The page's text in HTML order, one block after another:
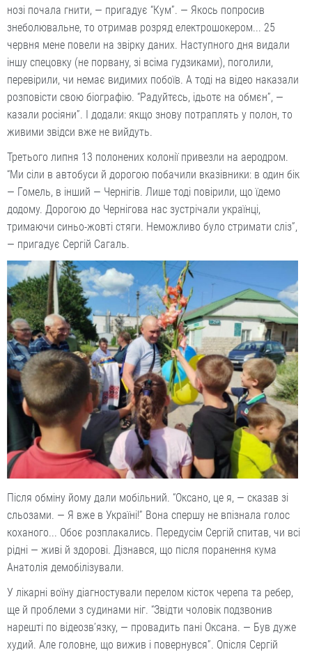
нозі почала гнити, — пригадує “Кум”. — Якось попросив
знеболювальне, то отримав розряд електрошокером... 25
червня мене повели на звірку даних. Наступного дня видали
іншу спецовку (не порвану, зі всіма гудзиками), поголили,
перевірили, чи немає видимих побоїв. А тоді на відео наказали
розповісти свою біографію. “Радуйтєсь, ідьотє на обмєн”, —
казали росіяни”. І додали: якщо знову потраплять у полон, то
живими звідси вже не вийдуть.
Третього липня 13 полонених колонії привезли на аеродром.
“Ми сіли в автобуси й дорогою побачили вказівники: в один бік
— Гомель, в інший — Чернігів. Лише тоді повірили, що їдемо
додому. Дорогою до Чернігова нас зустрічали українці,
тримаючи синьо-жовті стяги. Неможливо було стримати сліз”,
— пригадує Сергій Сагаль.
Після обміну йому дали мобільний. “Оксано, це я, — сказав зі
сльозами. — Я вже в Україні!” Вона спершу не впізнала голос
коханого... Обоє розплакались. Передусім Сергій спитав, чи всі
рідні — живі й здорові. Дізнався, що після поранення кума
Анатолія демобілізували.
У лікарні воїну діагностували перелом кісток черепа та ребер,
ще й проблеми з судинами ніг. “Звідти чоловік подзвонив
нарешті по відеозв’язку, — провадить пані Оксана. — Був дуже
худий. Але головне, що вижив і повернувся”. Опісля Сергій